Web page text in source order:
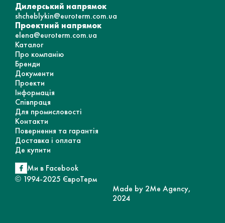
Дилерський напрямок
shcheblykin@euroterm.com.ua
Проектний напрямок
elena@euroterm.com.ua
Каталог
Про компанію
Бренди
Документи
Проекти
Інформація
Співпраця
Для промисловості
Контакти
Повернення та гарантія
Доставка і оплата
Де купити
Ми в Facebook
© 1994-2025 ЄвроТерм
Made by 2Me Agency,
2024